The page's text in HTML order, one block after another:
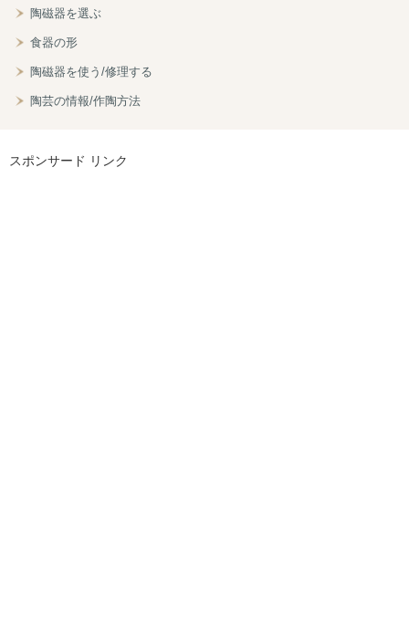
陶磁器を選ぶ
食器の形
陶磁器を使う/修理する
陶芸の情報/作陶方法
スポンサード リンク